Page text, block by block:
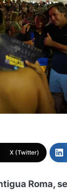
X (Twitter)
Roma,